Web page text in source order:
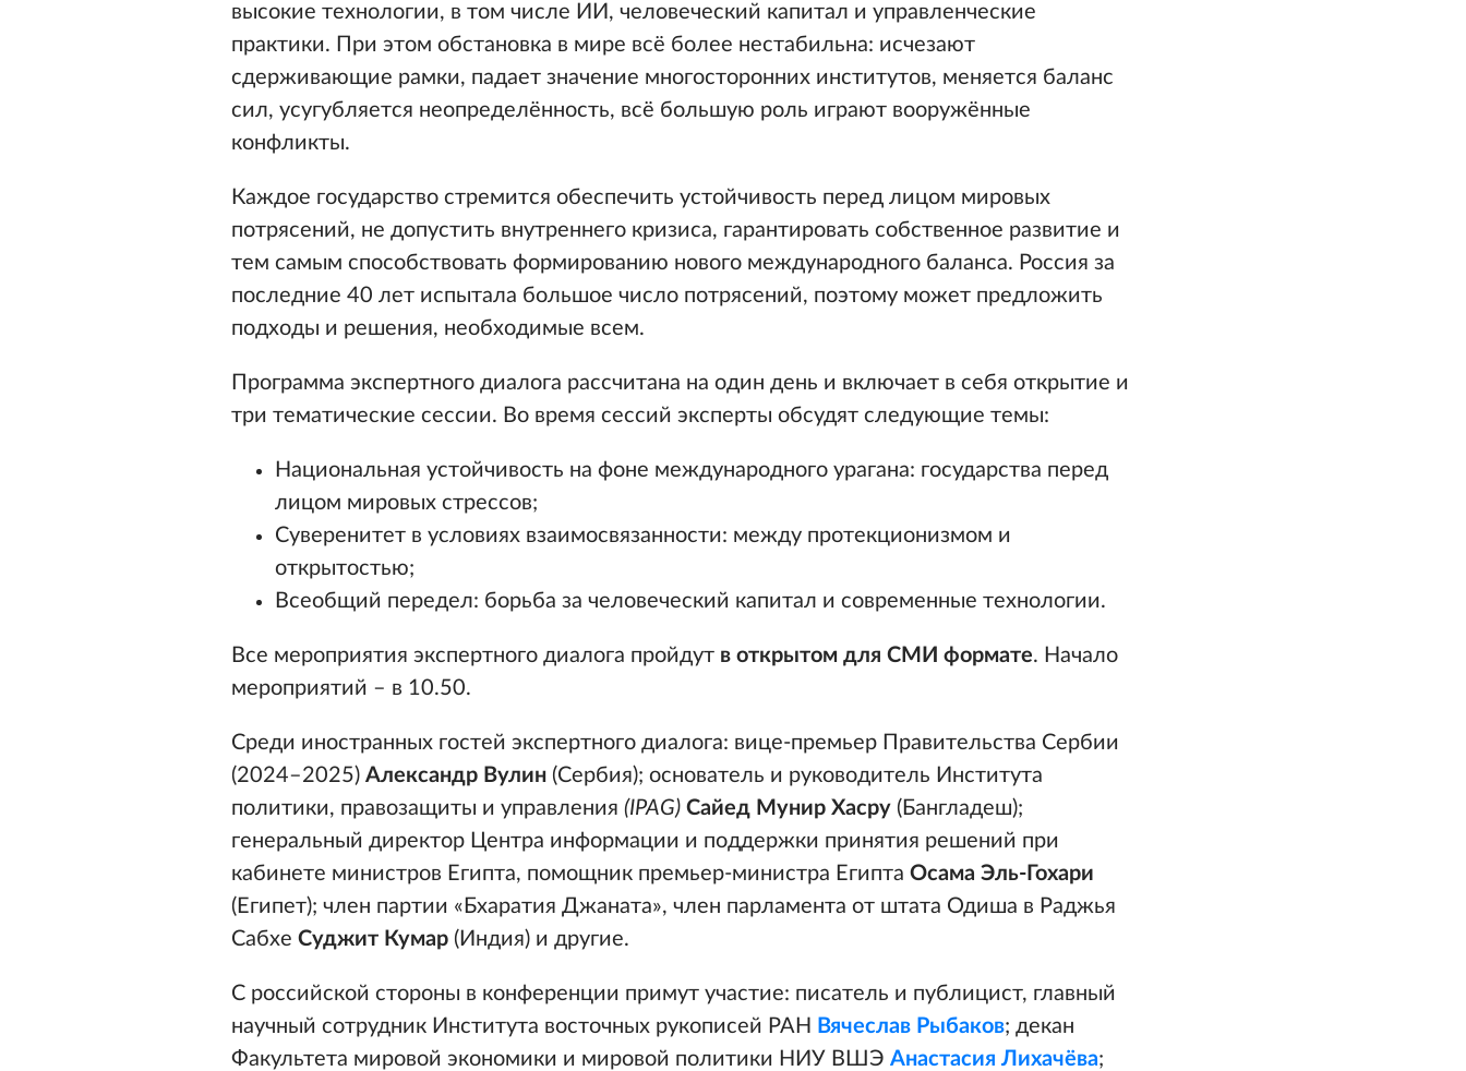
высокие технологии, в том числе ИИ, человеческий капитал и управленческие
практики. При этом обстановка в мире всё более нестабильна: исчезают
сдерживающие рамки, падает значение многосторонних институтов, меняется баланс
сил, усугубляется неопределённость, всё большую роль играют вооружённые
конфликты.
Каждое государство стремится обеспечить устойчивость перед лицом мировых
потрясений, не допустить внутреннего кризиса, гарантировать собственное развитие и
тем самым способствовать формированию нового международного баланса. Россия за
последние 40 лет испытала большое число потрясений, поэтому может предложить
подходы и решения, необходимые всем.
Программа экспертного диалога рассчитана на один день и включает в себя открытие и
три тематические сессии. Во время сессий эксперты обсудят следующие темы:
Национальная устойчивость на фоне международного урагана: государства перед
лицом мировых стрессов;
Суверенитет в условиях взаимосвязанности: между протекционизмом и
открытостью;
Всеобщий передел: борьба за человеческий капитал и современные технологии.
Все мероприятия экспертного диалога пройдут в открытом для СМИ формате. Начало
мероприятий – в 10.50.
Среди иностранных гостей экспертного диалога: вице-премьер Правительства Сербии
(2024–2025) Александр Вулин (Сербия); основатель и руководитель Института
политики, правозащиты и управления (IPAG) Сайед Мунир Хасру (Бангладеш);
генеральный директор Центра информации и поддержки принятия решений при
кабинете министров Египта, помощник премьер-министра Египта Осама Эль-Гохари
(Египет); член партии «Бхаратия Джаната», член парламента от штата Одиша в Раджья
Сабхе Суджит Кумар (Индия) и другие.
С российской стороны в конференции примут участие: писатель и публицист, главный
научный сотрудник Института восточных рукописей РАН Вячеслав Рыбаков; декан
Факультета мировой экономики и мировой политики НИУ ВШЭ Анастасия Лихачёва;